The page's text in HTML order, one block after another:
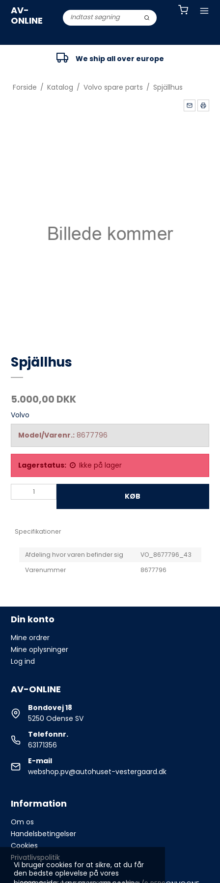
Vi bruger cookies for at sikre, at du får
den bedste oplevelse på vores
AV-
ONLINE
We ship all over europe
Forside / Katalog / Volvo spare parts / Spjällhus
Spjällhus
5.000,00 DKK
Volvo
Model/Varenr.: 8677796
Lagerstatus: Ikke på lager
KØB
Specifikationer
Afdeling hvor varen befinder sig
VO_8677796_43
Varenummer
8677796
Din konto
Mine ordrer
Mine oplysninger
Log ind
AV-ONLINE
Bondovej 18
5250 Odense SV
Telefonnr.
63171356
E-mail
webshop.pv@autohuset-vestergaard.dk
Information
Om os
Handelsbetingelser
Cookies
Privatlivspolitik